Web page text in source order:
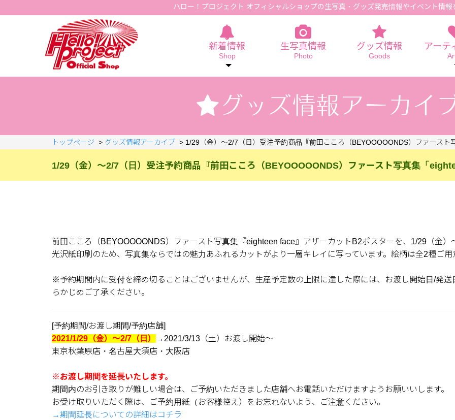
ハロー！プロジェクト オフィシャルショップの生写真 ・グッズ発売情報やイベント情報
新着情報
Shop
生写真情報
Photo
グッズ情報
Goods
アーテ
トップページ > グッズ情報アーカイブ > 1/29（金）～2/7（日）受注予約商品『前田こころ（BEYOOOOONDS）ファースト
1/29（金）～2/7（日）受注予約商品『前田こころ（BEYOOOOONDS）ファースト写真集「
前田こころ（BEYOOOOONDS）ファースト写真集『eighteen face』アザーカットB2ポスターを、1/29（金）
光沢紙印刷のため、写真集ならではの魅力あふれるカットがより一層キレイに写っています。絵柄は全2種ご用
※予約期間内に受付を締め切ることはございませんが、生産予定数の上限に達した際には、お渡し開始日/発
らかじめご了承ください。
[予約期間/お渡し期間/予約店舗]
2021/1/29（金）～2/7（日）
→2021/3/13（土）お渡し開始～
東京秋葉原店・名古屋大須店・大阪店
※お渡し期間を延長いたします。
期間内のお引き取りが難しい場合は、ご予約いただきました店舗へお電話いただけますようお願いいします。
お受け取りいただく際は、ご予約用紙（お客様控え）をお忘れないよう、ご注意ください。
→期間延長についての詳細はコチラ